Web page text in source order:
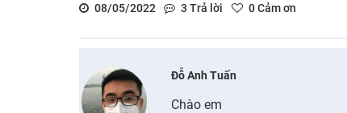
08/05/2022
3 Trả lời 0Cảm ơn
Đỗ Anh Tuấn
Chào em